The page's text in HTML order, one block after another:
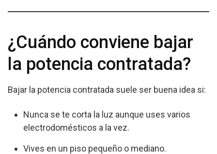
¿Cuándo conviene bajar
la potencia contratada?
Bajar la potencia contratada suele ser buena idea si:
Nunca se te corta la luz aunque uses varios
electrodomésticos a la vez.
Vives en un piso pequeño o mediano.